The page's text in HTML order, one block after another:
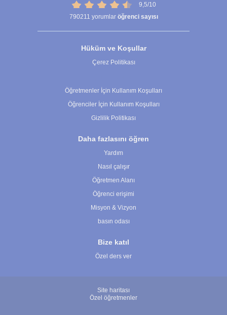
9,5/10
790211 yorumlar öğrenci sayısı
Hüküm ve Koşullar
Çerez Politikası
Öğretmenler İçin Kullanım Koşulları
Öğrenciler İçin Kullanım Koşulları
Gizlilik Politikası
Daha fazlasını öğren
Yardım
Nasıl çalışır
Öğretmen Alanı
Öğrenci erişimi
Misyon & Vizyon
basın odası
Bize katıl
Özel ders ver
Site haritası
Özel öğretmenler